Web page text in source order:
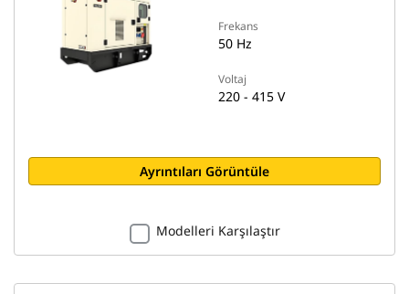
Frekans
50 Hz
Voltaj
220 - 415 V
Ayrıntıları Görüntüle
Modelleri Karşılaştır